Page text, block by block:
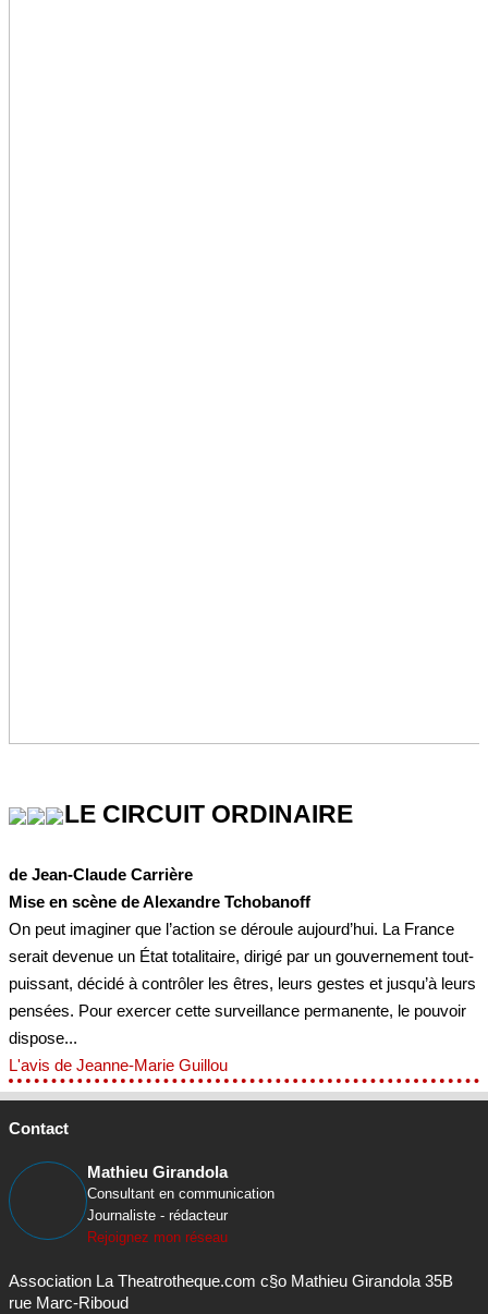
LE CIRCUIT ORDINAIRE
de Jean-Claude Carrière
Mise en scène de Alexandre Tchobanoff
On peut imaginer que l’action se déroule aujourd’hui. La France
serait devenue un État totalitaire, dirigé par un gouvernement tout-
puissant, décidé à contrôler les êtres, leurs gestes et jusqu’à leurs
pensées. Pour exercer cette surveillance permanente, le pouvoir
dispose...
L'avis de Jeanne-Marie Guillou
Contact
Mathieu Girandola
Consultant en communication
Journaliste - rédacteur
Rejoignez mon réseau
Association La Theatrotheque.com c§o Mathieu Girandola 35B
rue Marc-Riboud